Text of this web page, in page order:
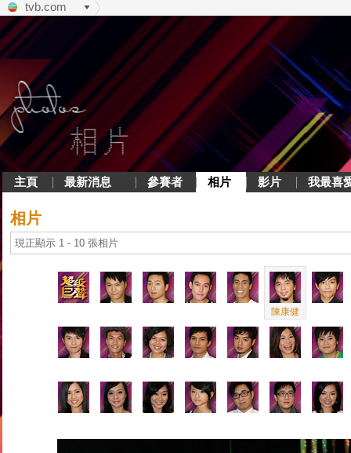
tvb.com
主頁 最新消息 參賽者 相片 影片 我最喜
相片
現正顯示 1 - 10 張相片
陳康健